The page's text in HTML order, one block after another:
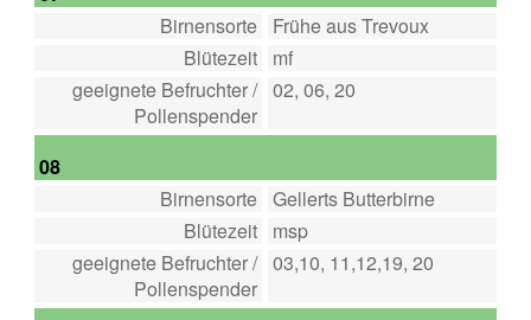
Birnensorte
Frühe aus Trevoux
Blütezeit
mf
geeignete Befruchter /
Pollenspender
02, 06, 20
08
Birnensorte Gellerts Butterbirne
Blütezeit
msp
geeignete Befruchter /
Pollenspender
03,10, 11,12,19, 20